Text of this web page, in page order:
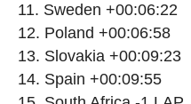
Sweden +00:06:22
Poland +00:06:58
Slovakia +00:09:23
Spain +00:09:55